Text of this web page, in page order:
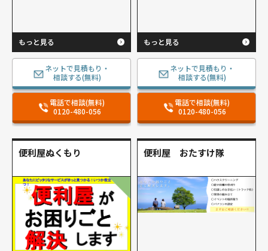
もっと見る
ネットで見積もり・
相談する(無料)
電話で相談(無料)
0120-480-056
もっと見る
ネットで見積もり・
相談する(無料)
電話で相談(無料)
0120-480-056
便利屋ぬくもり 便利屋 おたすけ隊